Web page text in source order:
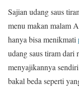
Sajian udang saus
menu makan malam
hanya bisa menikmati
udang saus tiram dari
menyajikannya
bakal beda seperti